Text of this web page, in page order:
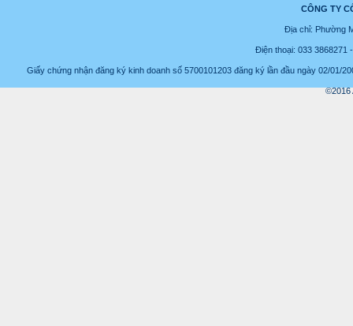
CÔNG TY
Địa chỉ: Phường
Điện thoại: 033 3868271
Giấy chứng nhận đăng ký kinh doanh số 5700101203 đăng ký lần đầu ngày 02/01/
©2016